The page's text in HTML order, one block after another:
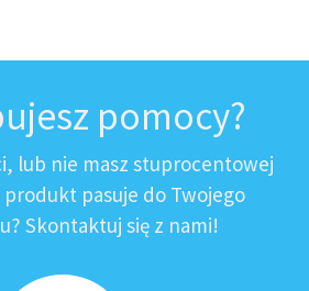
pomocy?
lub nie masz stuprocentowej
pasuje do Twojego
Skontaktuj się z nami!